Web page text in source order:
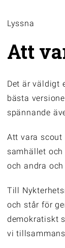
Lyssna
Att
Det är väldigt
bästa
spännande
Att vara scout
samhället
och andra
Till
och står för
demokratiskt
vi